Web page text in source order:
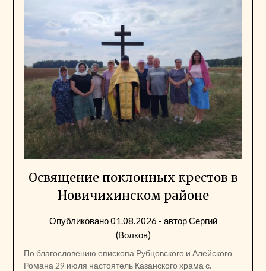
Освящение поклонных крестов в
Новичихинском районе
Опубликовано01.08.2026 - авторСергий
(Волков)
По благословению епископа Рубцовского и Алейского
Романа 29 июля настоятель Казанского храма с.